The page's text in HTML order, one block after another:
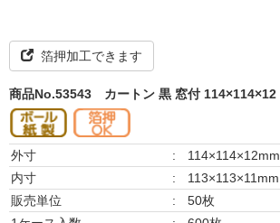
箔押加工できます
商品No.53543 カートン 黒 窓付 114×114×12
外寸 :
114×114×12mm
内寸
:
113×113×11mm
販売単位
:
50枚